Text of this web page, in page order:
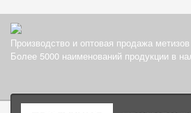
Производство и оптовая продажа
Более 5000 наименований продукции в